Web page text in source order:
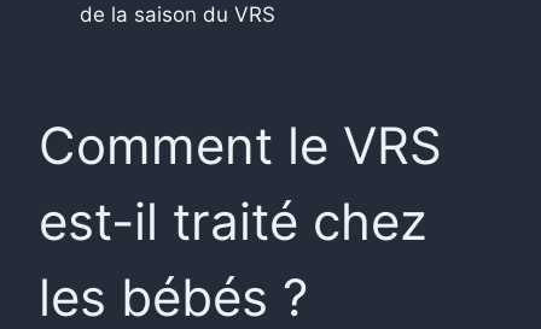
de la saison du VRS
Comment le VRS
est-il traité chez
les bébés ?